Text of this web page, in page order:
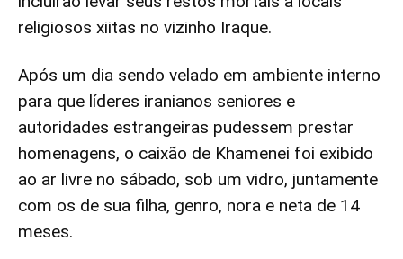
religiosos xiitas no vizinho Iraque.
Após um dia sendo velado em ambiente interno
para que líderes iranianos seniores e
autoridades estrangeiras pudessem prestar
homenagens, o caixão de Khamenei foi exibido
ao ar livre no sábado, sob um vidro, juntamente
com os de sua filha, genro, nora e neta de 14
meses.